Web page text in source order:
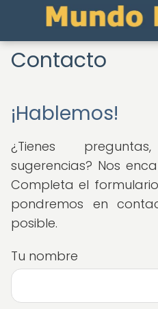
Contacto
¡Hablemos!
¿Tienes
sugerencias? Nos
Completa el
pondremos en
posible.
Tu nombre